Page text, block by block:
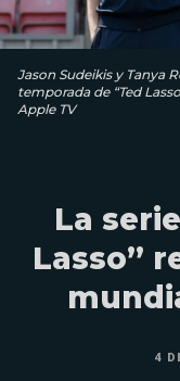
Jason Sudeikis y Tanya
temporada de “Ted
Apple TV
La
Lasso”
4